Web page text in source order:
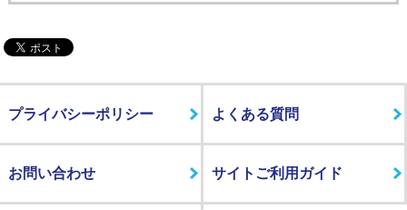
プライバシーポリシー よくある質問
お問い合わせ サイトご利用ガイド